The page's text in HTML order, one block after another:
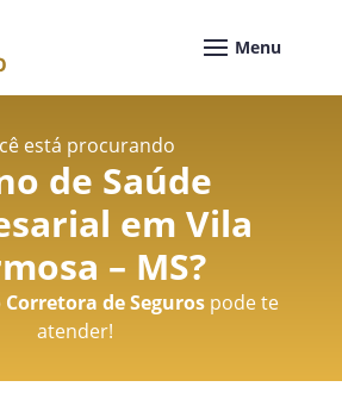
está procurando
de Saúde
em Vila
– MS?
de Segurospode te
atender!